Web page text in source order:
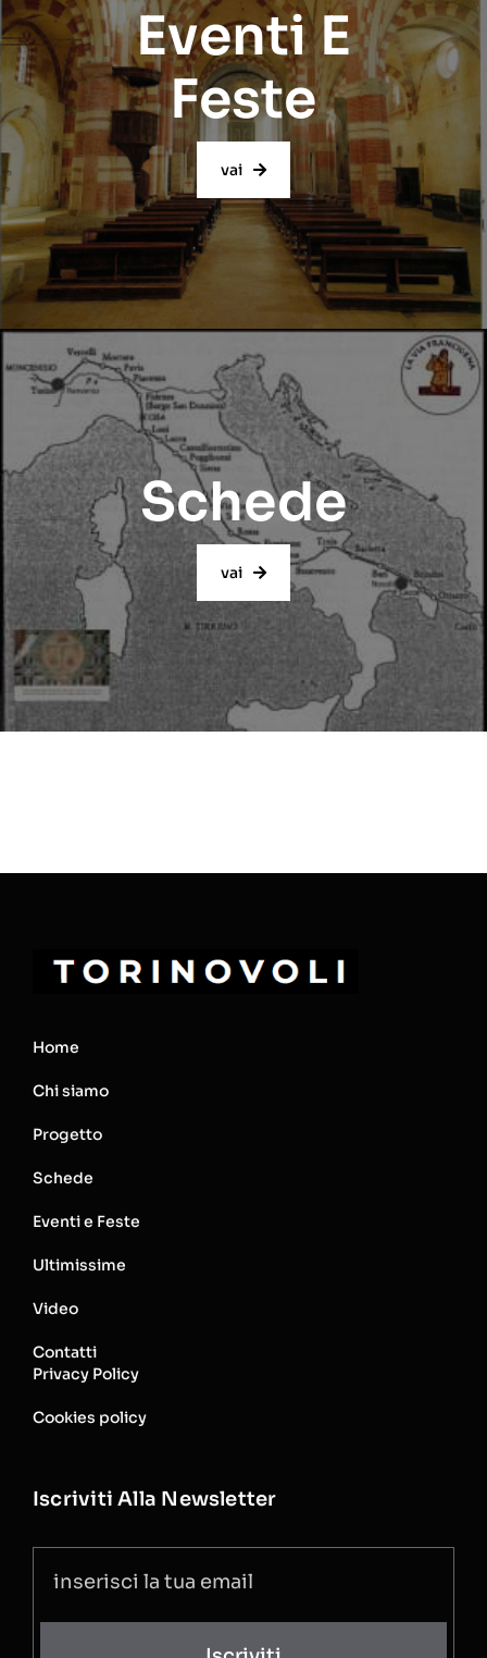
Eventi E
Feste
vai
Schede
vai
Home
Chi siamo
Progetto
Schede
Eventi e Feste
Ultimissime
Video
Contatti
Privacy Policy
Cookies policy
Iscriviti Alla Newsletter